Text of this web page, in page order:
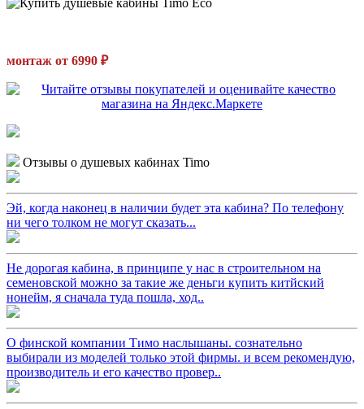
монтаж от 6990 ₽
Отзывы о душевых кабинах Timo
Эй, когда наконец в наличии будет эта кабина? По телефону
ни чего толком не могут сказать...
Не дорогая кабина, в принципе у нас в строительном на
семеновской можно за такие же деньги купить китйский
нонейм, я сначала туда пошла, ход..
О финской компании Тимо наслышаны. сознательно
выбирали из моделей только этой фирмы. и всем рекомендую,
производитель и его качество провер..